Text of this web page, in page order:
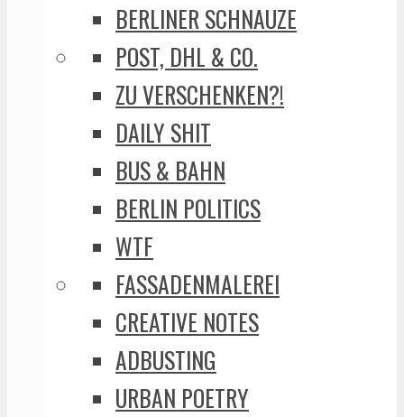
BERLINER SCHNAUZE
POST, DHL & CO.
ZU VERSCHENKEN?!
DAILY SHIT
BUS & BAHN
BERLIN POLITICS
WTF
FASSADENMALEREI
CREATIVE NOTES
ADBUSTING
URBAN POETRY